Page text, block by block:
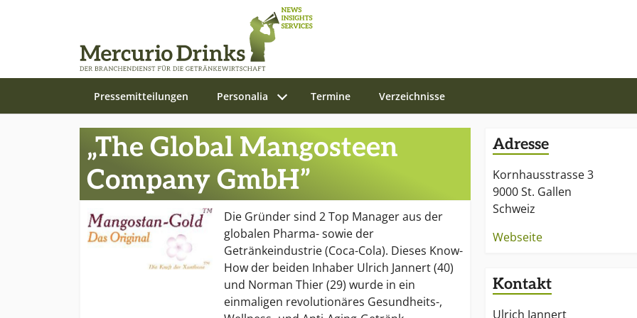
Pressemitteilungen Personalia Termine Verzeichnisse
„The Global Mangosteen
Company GmbH”
Die Gründer sind 2 Top Manager aus der
globalen Pharma- sowie der
Getränkeindustrie (Coca-Cola). Dieses Know-
How der beiden Inhaber Ulrich Jannert (40)
und Norman Thier (29) wurde in ein
einmaligen revolutionäres Gesundheits-,
Adresse
Kornhausstrasse 3
9000 St. Gallen
Schweiz
Webseite
Kontakt
Ulrich Jannert